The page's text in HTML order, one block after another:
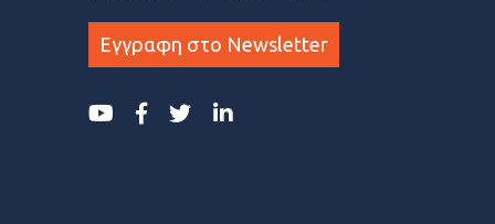
Εγγραφη στο Newsletter